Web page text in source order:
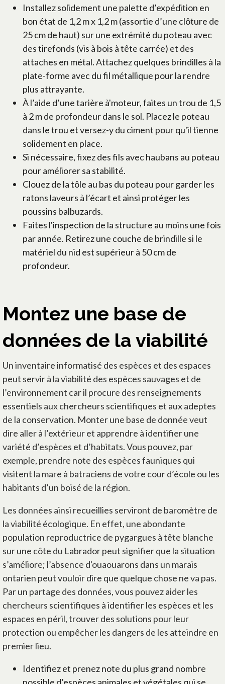
Installez solidement une palette d’expédition en
bon état de 1,2 m x 1,2 m (assortie d’une clôture de
25 cm de haut) sur une extrémité du poteau avec
des tirefonds (vis à bois à tête carrée) et des
attaches en métal. Attachez quelques brindilles à la
plate-forme avec du fil métallique pour la rendre
plus attrayante.
À l’aide d’une tarière à'moteur, faites un trou de 1,5
à 2 m de profondeur dans le sol. Placez le poteau
dans le trou et versez-y du ciment pour qu'il tienne
solidement en place.
Si nécessaire, fixez des fils avec haubans au poteau
pour améliorer sa stabilité.
Clouez de la tôle au bas du poteau pour garder les
ratons laveurs à l’écart et ainsi protéger les
poussins balbuzards.
Faites l'inspection de la structure au moins une fois
par année. Retirez une couche de brindille si le
matériel du nid est supérieur à 50 cm de
profondeur.
Montez une base de
données de la viabilité
Un inventaire informatisé des espèces et des espaces
peut servir à la viabilité des espèces sauvages et de
l’environnement car il procure des renseignements
essentiels aux chercheurs scientifiques et aux adeptes
de la conservation. Monter une base de donnée veut
dire aller à l’extérieur et apprendre à identifier une
variété d’espèces et d’habitats. Vous pouvez, par
exemple, prendre note des espèces fauniques qui
visitent la mare à batraciens de votre cour d’école ou les
habitants d’un boisé de la région.
Les données ainsi recueillies serviront de baromètre de
la viabilité écologique. En effet, une abondante
population reproductrice de pygargues à tête blanche
sur une côte du Labrador peut signifier que la situation
s’améliore; l’absence d'ouaouarons dans un marais
ontarien peut vouloir dire que quelque chose ne va pas.
Par un partage des données, vous pouvez aider les
chercheurs scientifiques à identifier les espèces et les
espaces en péril, trouver des solutions pour leur
protection ou empêcher les dangers de les atteindre en
premier lieu.
Identifiez et prenez note du plus grand nombre